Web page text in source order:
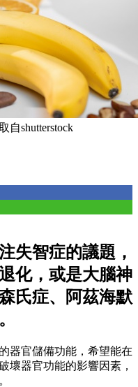
自shutterstock
失智症的議題，
化，或是大腦神
氏症、阿茲海默
器官儲備功能，希望能在
壞器官功能的影響因素，